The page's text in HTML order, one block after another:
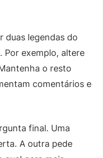
duas legendas do
Por exemplo, altere
o resto
comentários e
final. Uma
A outra pede